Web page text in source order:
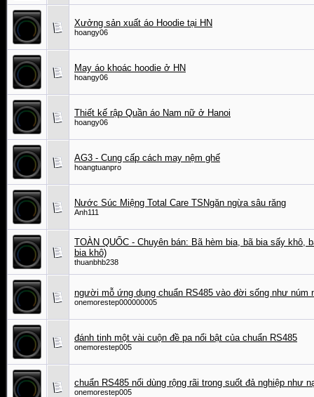
Xưởng sản xuất áo Hoodie tại HN
hoangy06
May áo khoác hoodie ở HN
hoangy06
Thiết kế rập Quần áo Nam nữ ở Hanoi
hoangy06
AG3 - Cung cấp cách may nệm ghế
hoangtuanpro
Nước Súc Miệng Total Care TSNgăn ngừa sâu răng
Anh111
TOÀN QUỐC - Chuyên bán: Bã hèm bia, bã bia sấy khô,
bia khô)
thuanbhb238
người mỗ ứng dụng chuẩn RS485 vào đời sống như núm
onemorestep000000005
đánh tinh một vài cuộn đề pa nổi bật của chuẩn RS485
onemorestep005
chuẩn RS485 nổi dùng rộng rãi trong suốt đả nghiệp như
onemorestep005